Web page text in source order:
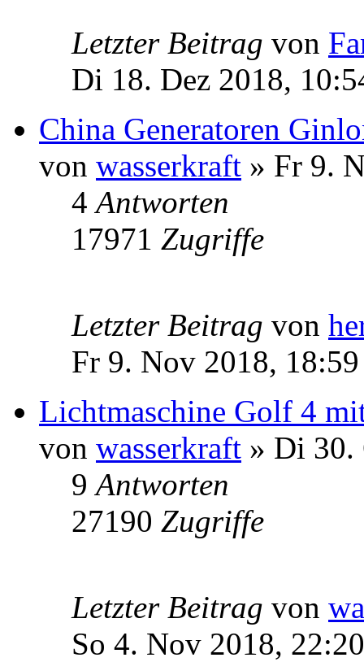
Letzter Beitrag von
Di 18. Dez 2018,
China Generatoren
von wasserkraft » Fr 9.
4Antworten
17971 Zugriffe
Letzter Beitrag von
Fr 9. Nov 2018, 18:59
Lichtmaschine Golf 4
von wasserkraft » Di 30.
9Antworten
27190 Zugriffe
Letzter Beitrag von
So 4. Nov 2018, 22:20